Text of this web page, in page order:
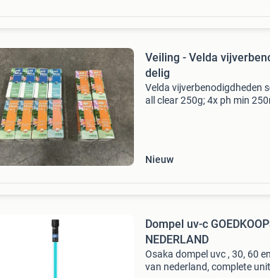
Veiling - Velda
delig
Velda vijverbenodigdheden
all clear 250g; 4x ph min
Nieuw
Dompel uv-c
NEDERLAND
Osaka dompel uvc , 30, 60
van nederland, complete